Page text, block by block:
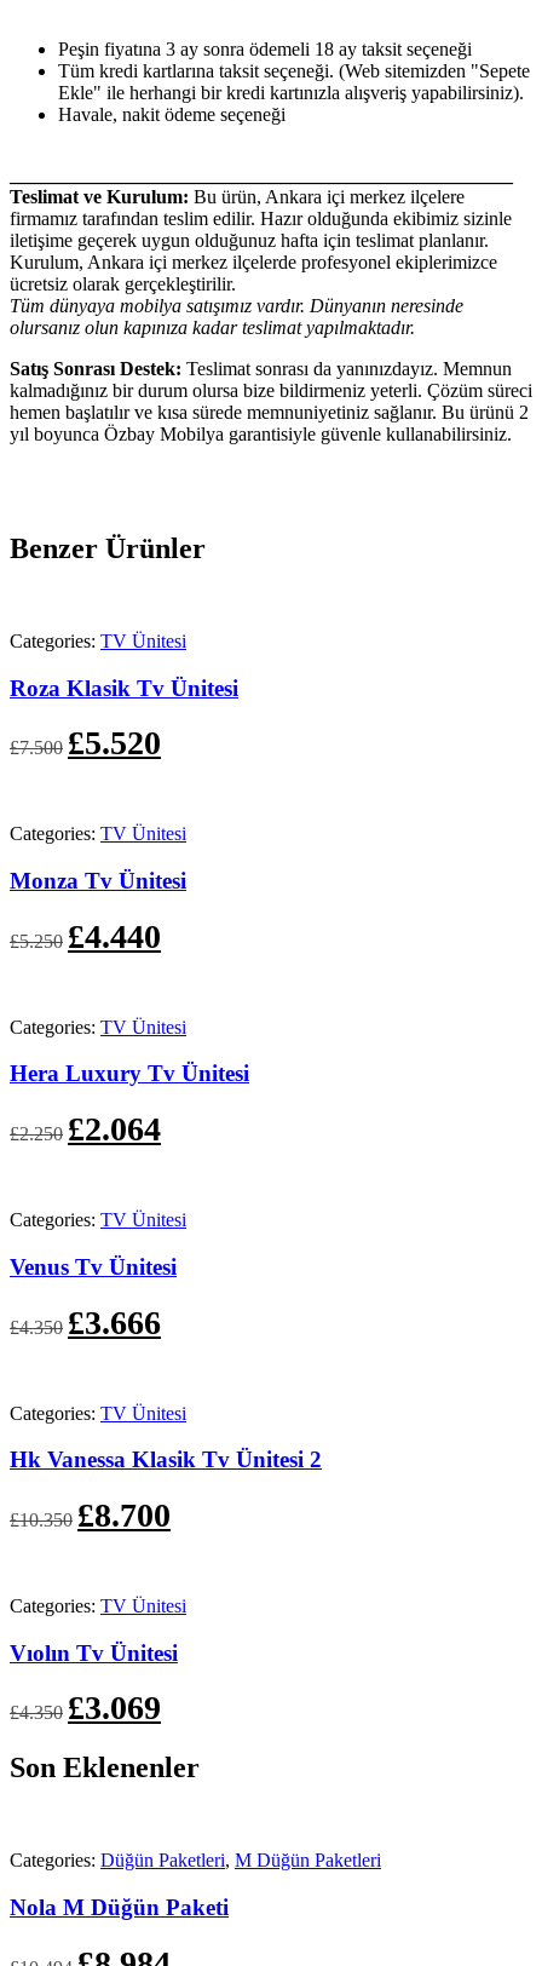
Peşin fiyatına 3 ay sonra ödemeli 18 ay taksit seçeneği
Tüm kredi kartlarına taksit seçeneği. (Web sitemizden "Sepete
Ekle" ile herhangi bir kredi kartınızla alışveriş yapabilirsiniz).
Havale, nakit ödeme seçeneği
Teslimat ve Kurulum: Bu ürün, Ankara içi merkez ilçelere
firmamız tarafından teslim edilir. Hazır olduğunda ekibimiz sizinle
iletişime geçerek uygun olduğunuz hafta için teslimat planlanır.
Kurulum, Ankara içi merkez ilçelerde profesyonel ekiplerimizce
ücretsiz olarak gerçekleştirilir.
Tüm dünyaya mobilya satışımız vardır. Dünyanın neresinde
olursanız olun kapınıza kadar teslimat yapılmaktadır.
Satış Sonrası Destek: Teslimat sonrası da yanınızdayız. Memnun
kalmadığınız bir durum olursa bize bildirmeniz yeterli. Çözüm süreci
hemen başlatılır ve kısa sürede memnuniyetiniz sağlanır. Bu ürünü 2
yıl boyunca Özbay Mobilya garantisiyle güvenle kullanabilirsiniz.
Benzer Ürünler
Categories: TV Ünitesi
Roza Klasik Tv Ünitesi
£7.500
Orijinal
fiyat:
£5.520andaki
Categories: TV Ünitesi
Monza Tv Ünitesi
£5.250
Orijinal
fiyat:
£4.440andaki
Categories: TV Ünitesi
Hera Luxury Tv Ünitesi
£2.250
Orijinal
fiyat:
£2.064andaki
Categories: TV Ünitesi
Venus Tv Ünitesi
£4.350
Orijinal
fiyat:
£3.666andaki
Categories: TV Ünitesi
Hk Vanessa Klasik Tv Ünitesi 2
£10.350
Orijinal
fiyat:
£8.700andaki
Categories: TV Ünitesi
Vıolın Tv Ünitesi
£4.350
Orijinal
fiyat:
£3.069andaki
£3.069.
Son Eklenenler
Categories: Düğün Paketleri, M Düğün Paketleri
Nola M Düğün Paketi
Orijinal